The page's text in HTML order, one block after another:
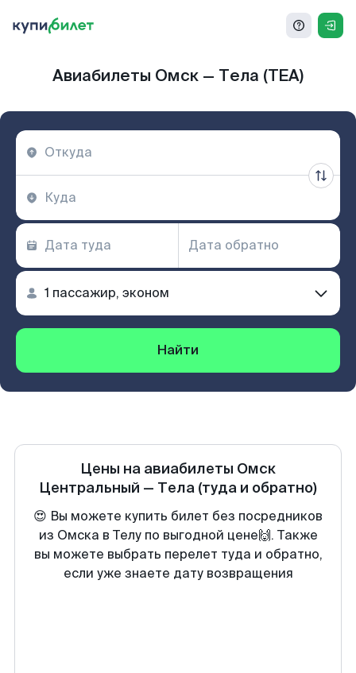
Авиабилеты Омск — Тела (TEA)
Найти
Цены на авиабилеты Омск
Центральный — Тела (туда и обратно)
😍 Вы можете купить билет без посредников
из Омска в Телу по выгодной цене🙌. Также
вы можете выбрать перелет туда и обратно,
если уже знаете дату возвращения